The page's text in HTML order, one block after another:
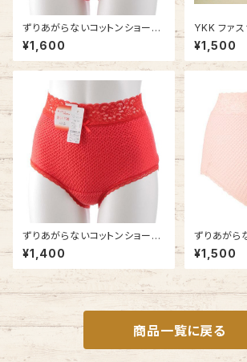
ずりあがらないコットンショーツ
LLサイズ エトワール841 赤 ウ
エストレース フルバック 赤パン
鹿の子編み 赤い下着
¥1,600
YKK ファス
ネイビー ジ
ァスナース
パーツ付き
¥1,500
ずりあがらないコットンショーツ
Mサイズ エトワール841 赤 ウ
エストレース フルバック 赤パン
鹿の子編み 赤い下着
¥1,400
ずりあがら
LLサイズ
トレース フ
¥1,500
商品一覧に戻る